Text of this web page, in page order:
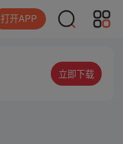
打开APP
立即下载